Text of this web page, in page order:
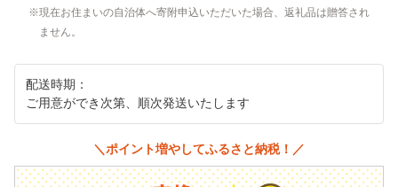
現在お住まいの自治体へ寄附申込いただいた場合、返礼品は贈答され
ません。
配送時期：
ご用意ができ次第、順次発送いたします
＼ポイント増やしてふるさと納税！／